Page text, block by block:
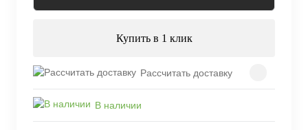
Купить в 1 клик
Рассчитать доставку
В наличии